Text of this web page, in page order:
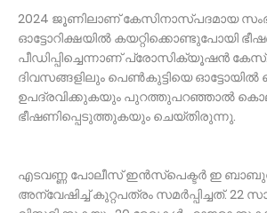
2024 ജൂണിലാണ് കേസിനാസ്പദമായ
ഓട്ടോറിക്ഷയില്‍ കയറ്റിക്കൊണ്ടുപോയി
പീഡിപ്പിച്ചെന്നാണ് പ്രോസിക്യൂഷൻ
ദിവസങ്ങളിലും പെണ്‍കുട്ടിയെ ഓട്ടോയില്‍
ഉപദ്രവിക്കുകയും പുറത്തുപറഞ്ഞാല്‍
ഭീഷണിപ്പെടുത്തുകയും ചെയ്തിരുന്നു.
എടവണ്ണ പോലീസ് ഇൻസ്പെക്ടർ ഇ
അന്വേഷിച്ച്‌ കുറ്റപത്രം സമർപ്പിച്ചത്. 22